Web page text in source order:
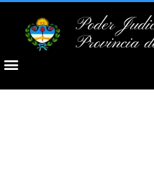
Poder
Provincia